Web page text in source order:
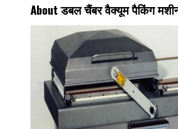
About डबल चैंबर वैक्यूम पैकिंग